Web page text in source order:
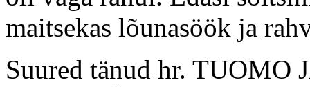
maitsekas lõunasöök ja
Suured tänud hr.